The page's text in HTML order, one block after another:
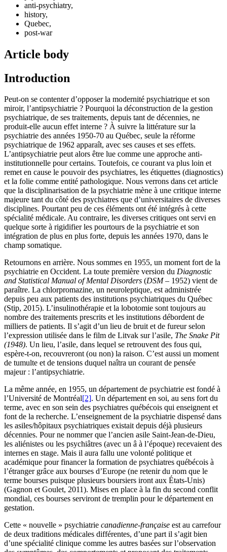
anti-psychiatry,
history,
Quebec,
post-war
Article body
Introduction
Peut-on se contenter d’opposer la modernité psychiatrique et son
miroir, l’antipsychiatrie ? Pourquoi la déconstruction de la gestion
psychiatrique, de ses traitements, depuis tant de décennies, ne
produit-elle aucun effet interne ? À suivre la littérature sur la
psychiatrie des années 1950-70 au Québec, seule la réforme
psychiatrique de 1962 apparaît, avec ses causes et ses effets.
L’antipsychiatrie peut alors être lue comme une approche anti-
institutionnelle pour certains. Toutefois, ce courant va plus loin et
remet en cause le pouvoir des psychiatres, les étiquettes (diagnostics)
et la folie comme entité pathologique. Nous verrons dans cet article
que la disciplinarisation de la psychiatrie mène à une critique interne
majeure tant du côté des psychiatres que d’universitaires de diverses
disciplines. Pourtant peu de ces éléments ont été intégrés à cette
spécialité médicale. Au contraire, les diverses critiques ont servi en
quelque sorte à rigidifier les pourtours de la psychiatrie et son
intégration de plus en plus forte, depuis les années 1970, dans le
champ somatique.
Retournons en arrière. Nous sommes en 1955, un moment fort de la
psychiatrie en Occident. La toute première version du Diagnostic
and Statistical Manual of Mental Disorders (DSM– 1952) vient de
paraître. La chlorpromazine, un neuroleptique, est administrée
depuis peu aux patients des institutions psychiatriques du Québec
(Stip, 2015). L’insulinothérapie et la lobotomie sont toujours au
nombre des traitements prescrits et les institutions débordent de
milliers de patients. Il s’agit d’un lieu de bruit et de fureur selon
l’expression utilisée dans le film de Litvak sur l’asile, The Snake Pit
(1948). Un lieu, l’asile, dans lequel se retrouvent des fous qui,
espère-t-on, recouvreront (ou non) la raison. C’est aussi un moment
de tumulte et de tensions duquel naîtra un courant de pensée
majeur : l’antipsychiatrie.
La même année, en 1955, un département de psychiatrie est fondé à
l’Université de Montréal[2]. Un département en soi, au sens fort du
terme, avec en son sein des psychiatres québécois qui enseignent et
font de la recherche. L’enseignement de la psychiatrie dispensé dans
les asiles/hôpitaux psychiatriques existait depuis déjà plusieurs
décennies. Pour ne nommer que l’ancien asile Saint-Jean-de-Dieu,
les aliénistes ou les psychiâtres (avec un â à l’époque) recevaient des
internes en stage. Mais il aura fallu une volonté politique et
académique pour financer la formation de psychiatres québécois à
l’étranger grâce aux bourses d’Europe (ne retenir du nom que le
terme bourses puisque plusieurs boursiers iront aux États-Unis)
(Gagnon et Goulet, 2011). Mises en place à la fin du second conflit
mondial, ces bourses serviront de tremplin pour le département en
gestation.
Cette « nouvelle » psychiatrie canadienne-française est au carrefour
de deux traditions médicales différentes, d’une part il s’agit bien
d’une spécialité clinique comme les autres basées sur l’observation